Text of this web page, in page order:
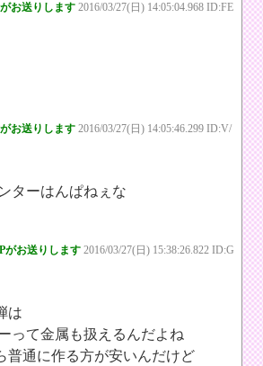
お送りします 2016/03/27(日) 14:05:04.968 ID:FE
お送りします 2016/03/27(日) 14:05:46.299 ID:V/
ターはんぱねぇな
がお送りします 2016/03/27(日) 15:38:26.822 ID:G
は
って金属も扱えるんだよね
普通に作る方が安いんだけど